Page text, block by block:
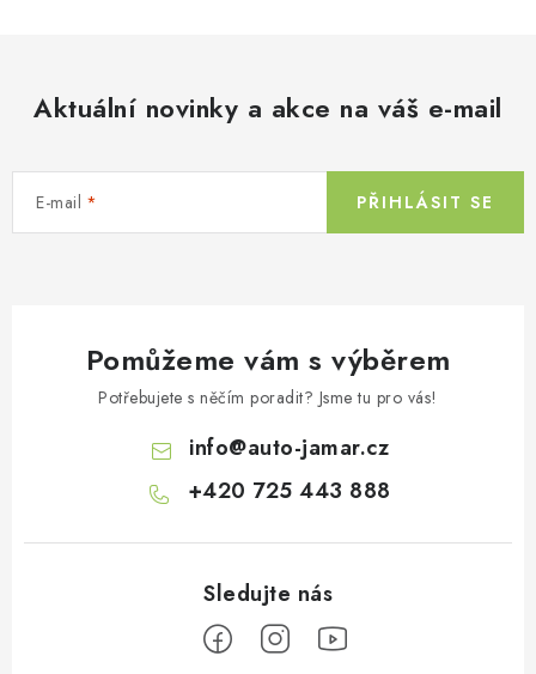
Aktuální novinky a akce na váš e-mail
E-mail PŘIHLÁSIT SE
Pomůžeme vám s výběrem
Potřebujete s něčím poradit? Jsme tu pro vás!
info@auto-jamar.cz
+420 725 443 888